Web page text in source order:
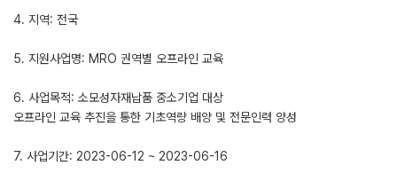
4. 지역: 전국
5. 지원사업명: MRO 권역별 오프라인 교육
6. 사업목적: 소모성자재납품 중소기업 대상
오프라인 교육 추진을 통한 기초역량 배양 및 전문인력 양성
7. 사업기간: 2023-06-12 ~ 2023-06-16